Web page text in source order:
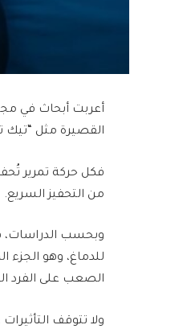
أعربت أبحاث في
القصيرة مثل “تيك
فكل حركة تمرير
من التحفيز السريع.
وبحسب الدراسات،
للدماغ، وهو
الصعب على الفرد
ولا تتوقف